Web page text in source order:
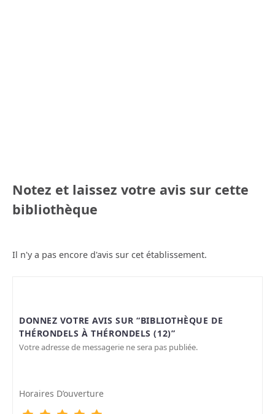
Notez et laissez votre avis sur cette
bibliothèque
Il n'y a pas encore d'avis sur cet établissement.
DONNEZ VOTRE AVIS SUR “BIBLIOTHÈQUE DE
THÉRONDELS À THÉRONDELS (12)”
Votre adresse de messagerie ne sera pas publiée.
Horaires D’ouverture